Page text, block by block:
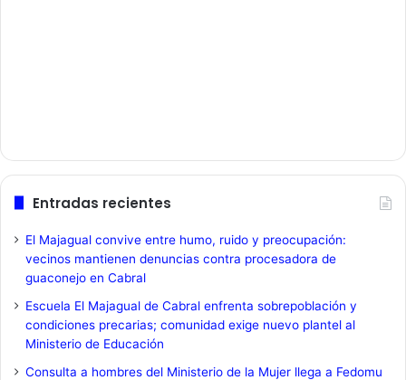
Entradas recientes
El Majagual convive entre humo, ruido y preocupación:
vecinos mantienen denuncias contra procesadora de
guaconejo en Cabral
Escuela El Majagual de Cabral enfrenta sobrepoblación y
condiciones precarias; comunidad exige nuevo plantel al
Ministerio de Educación
Consulta a hombres del Ministerio de la Mujer llega a Fedomu